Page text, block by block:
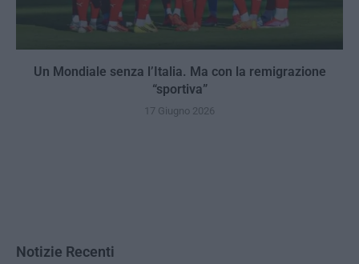
Un Mondiale senza l’Italia. Ma con la remigrazione
“sportiva”
17 Giugno 2026
Notizie Recenti